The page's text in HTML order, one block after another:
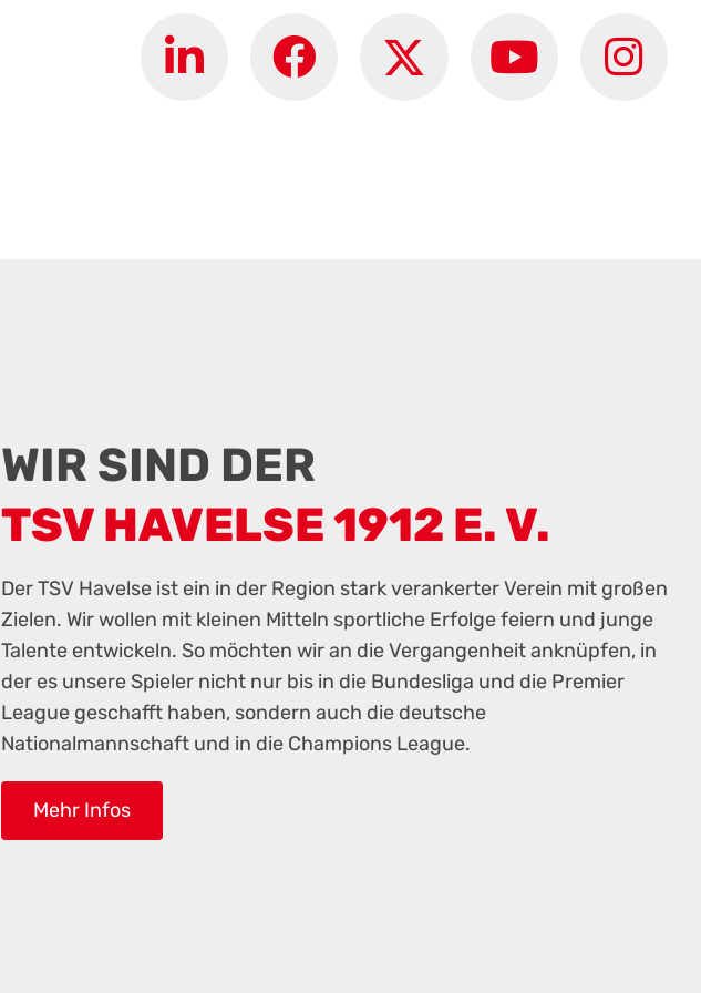
WIR SIND DER
TSV HAVELSE 1912 E. V.
Der TSV Havelse ist ein in der Region stark verankerter Verein mit großen
Zielen. Wir wollen mit kleinen Mitteln sportliche Erfolge feiern und junge
Talente entwickeln. So möchten wir an die Vergangenheit anknüpfen, in
der es unsere Spieler nicht nur bis in die Bundesliga und die Premier
League geschafft haben, sondern auch die deutsche
Nationalmannschaft und in die Champions League.
Mehr Infos